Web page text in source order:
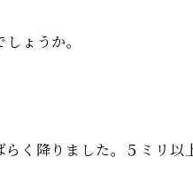
ょうか。
く降りました。５ミリ以